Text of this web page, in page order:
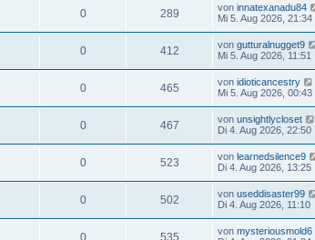
0 289 von innatexanadu84
Mi 5. Aug 2026, 21:34
0 412 von gutturalnugget9
Mi 5. Aug 2026, 11:51
0 465 von idioticancestry
Mi 5. Aug 2026, 00:43
0 467 von unsightlycloset
Di 4. Aug 2026, 22:50
0 523 von learnedsilence9
Di 4. Aug 2026, 13:25
0 502 von useddisaster99
Di 4. Aug 2026, 11:10
0 535 von mysteriousmold6